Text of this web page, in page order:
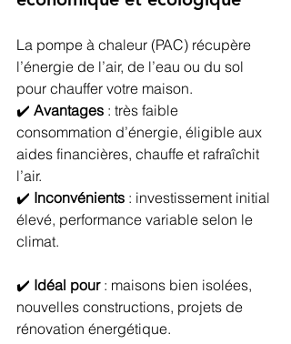
La pompe à chaleur (PAC) récupère
l’énergie de l’air, de l’eau ou du sol
pour chauffer votre maison.
✔️ Avantages : très faible
consommation d’énergie, éligible aux
aides financières, chauffe et rafraîchit
l’air.
✔️ Inconvénients : investissement initial
élevé, performance variable selon le
climat.
✔️ Idéal pour : maisons bien isolées,
nouvelles constructions, projets de
rénovation énergétique.